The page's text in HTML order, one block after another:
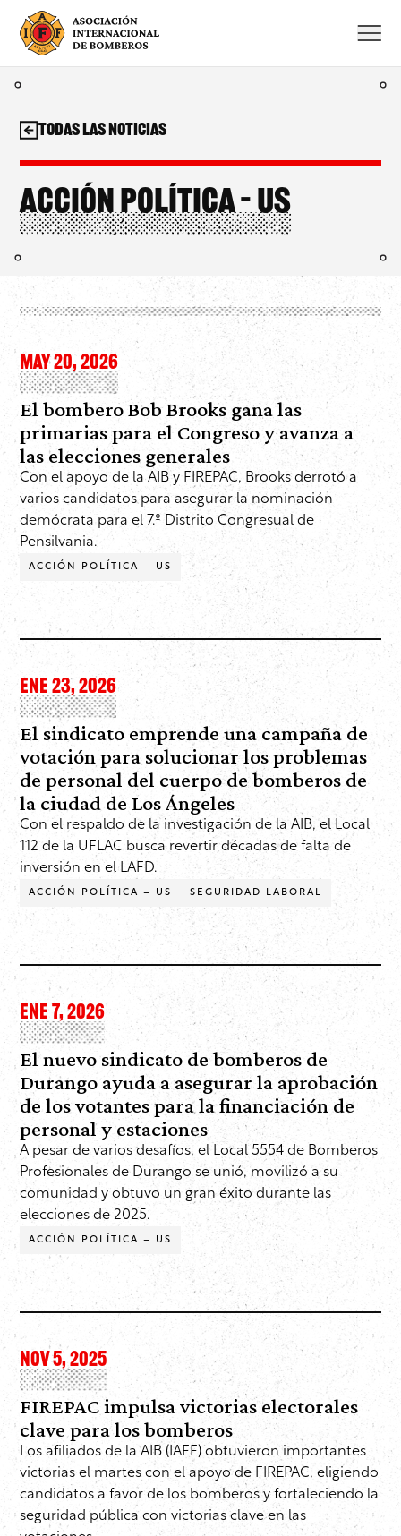
Saltar
contenido
Acción Política – US
Todas las noticias
MAY 20, 2026
El bombero Bob Brooks gana las
primarias para el Congreso y avanza a
las elecciones generales
Con el apoyo de la AIB y FIREPAC, Brooks derrotó a
varios candidatos para asegurar la nominación
demócrata para el 7.º Distrito Congresual de
Pensilvania.
ACCIÓN POLÍTICA – US
ENE 23, 2026
El sindicato emprende una campaña de
votación para solucionar los problemas
de personal del cuerpo de bomberos de
la ciudad de Los Ángeles
Con el respaldo de la investigación de la AIB, el Local
112 de la UFLAC busca revertir décadas de falta de
inversión en el LAFD.
ACCIÓN POLÍTICA – US SEGURIDAD LABORAL
ENE 7, 2026
El nuevo sindicato de bomberos de
Durango ayuda a asegurar la aprobación
de los votantes para la financiación de
personal y estaciones
A pesar de varios desafíos, el Local 5554 de Bomberos
Profesionales de Durango se unió, movilizó a su
comunidad y obtuvo un gran éxito durante las
elecciones de 2025.
ACCIÓN POLÍTICA – US
NOV 5, 2025
FIREPAC impulsa victorias electorales
clave para los bomberos
Los afiliados de la AIB (IAFF) obtuvieron importantes
victorias el martes con el apoyo de FIREPAC, eligiendo
candidatos a favor de los bomberos y fortaleciendo la
seguridad pública con victorias clave en las